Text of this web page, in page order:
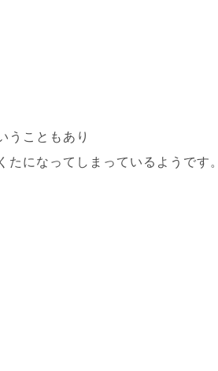
うこともあり
になってしまっているようです。